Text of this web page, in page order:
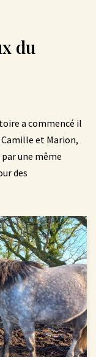
du
a commencé il
Camille et Marion,
une même
des